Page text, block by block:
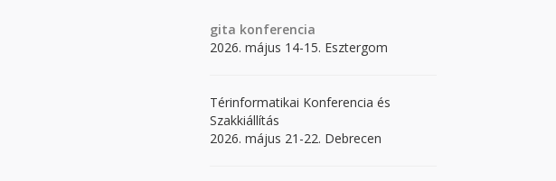
gita konferencia
2026. május 14-15. Esztergom
Térinformatikai Konferencia és
Szakkiállítás
2026. május 21-22. Debrecen